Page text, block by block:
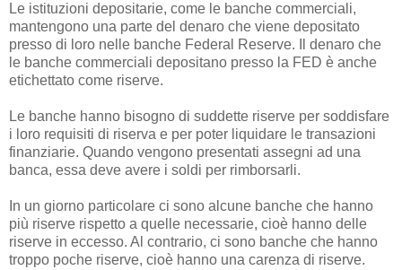
Le istituzioni depositarie, come le banche commerciali,
mantengono una parte del denaro che viene depositato
presso di loro nelle banche Federal Reserve. Il denaro che
le banche commerciali depositano presso la FED è anche
etichettato come riserve.
Le banche hanno bisogno di suddette riserve per soddisfare
i loro requisiti di riserva e per poter liquidare le transazioni
finanziarie. Quando vengono presentati assegni ad una
banca, essa deve avere i soldi per rimborsarli.
In un giorno particolare ci sono alcune banche che hanno
più riserve rispetto a quelle necessarie, cioè hanno delle
riserve in eccesso. Al contrario, ci sono banche che hanno
troppo poche riserve, cioè hanno una carenza di riserve.